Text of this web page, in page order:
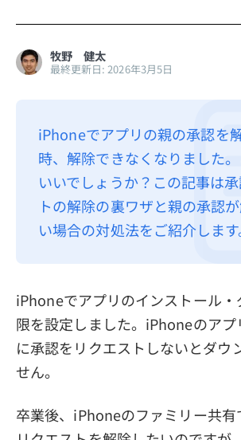
BuhoLaunchpad
その他
利用規約
返金について
牧野 健太
最終更新日: 2026年3月5日
iPhoneでアプリの親の承認を
時、解除できなくなりました
いいでしょうか？この記事は
トの解除の裏ワザと親の承認
い場合の対処法をご紹介します
iPhoneでアプリのインストール・
限を設定しました。iPhoneのア
に承認をリクエストしないとダウ
せん。
卒業後、iPhoneのファミリー共